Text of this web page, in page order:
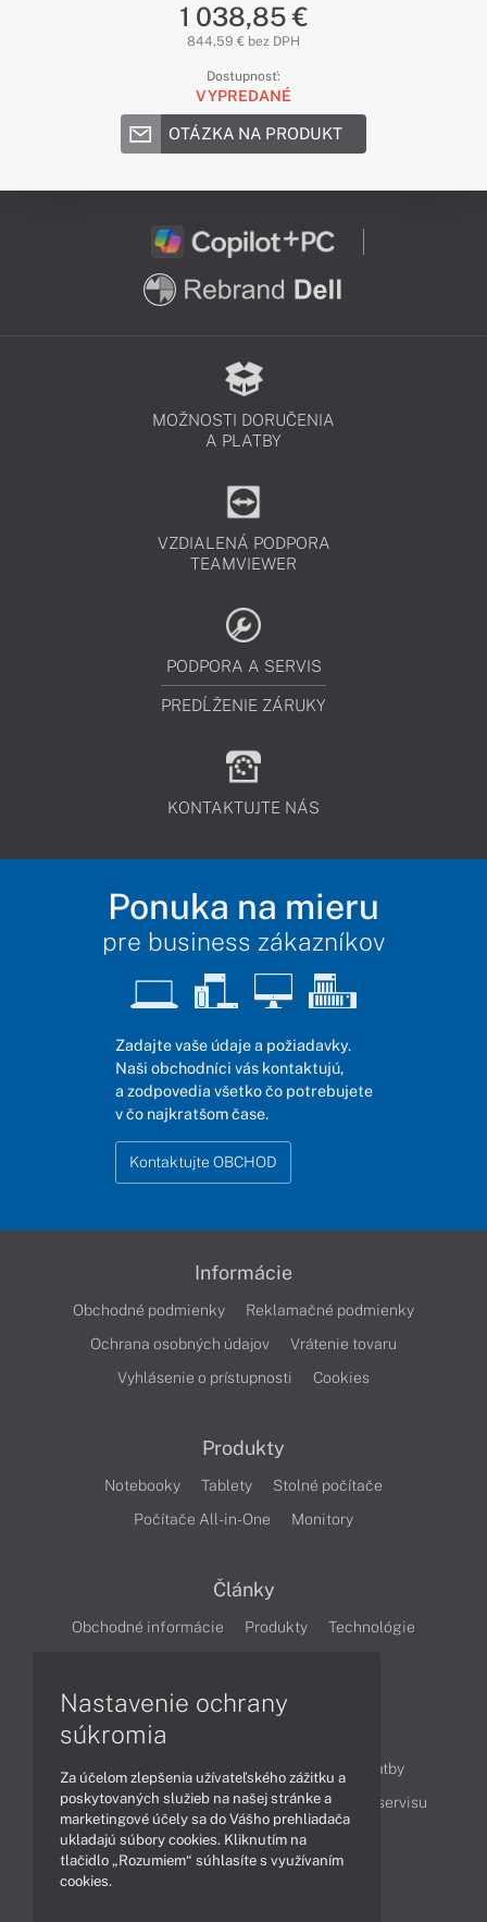
1 038,85 €
844,59 € bez DPH
Dostupnosť:
VYPREDANÉ
OTÁZKA NA PRODUKT
MOŽNOSTI DORUČENIA
A PLATBY
VZDIALENÁ PODPORA
TEAMVIEWER
PODPORA A SERVIS
PREDĹŽENIE ZÁRUKY
KONTAKTUJTE NÁS
Ponuka na mieru
pre business zákazníkov
Zadajte vaše údaje a požiadavky.
Naši obchodníci vás kontaktujú,
a zodpovedia všetko čo potrebujete
v čo najkratšom čase.
Kontaktujte OBCHOD
Informácie
Obchodné podmienky
Reklamačné podmienky
Ochrana osobných údajov
Vrátenie tovaru
Vyhlásenie o prístupnosti
Cookies
Produkty
Notebooky Tablety
Stolné počítače
Počítače All-in-One
Monitory
Články
Obchodné informácie Produkty
Technológie
Ako nakupovať
Možnosti doručenia a platby
Podpora a servis
Servisné služby Cenník servisu
Kontakty
Nastavenie ochrany
súkromia
Za účelom zlepšenia užívateľského zážitku a
poskytovaných služieb na našej stránke a
marketingové účely sa do Vášho prehliadača
ukladajú súbory cookies. Kliknutím na
tlačidlo „Rozumiem“ súhlasíte s využívaním
cookies.